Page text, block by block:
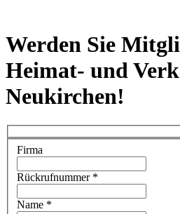
Werden Sie
Heimat- und
Neukirchen!
Firma
Rückrufnummer *
Name *